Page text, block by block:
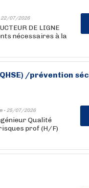
22/07/2026
DE LIGNE
nécessaires à la
/prévention
- 25/07/2026
Qualité
prof (H/F)